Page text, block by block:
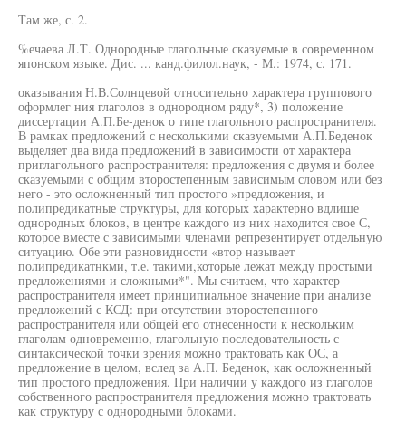
Там же, с. 2.
%ечаева Л.Т. Однородные глагольные сказуемые в современном
японском языке. Дис. ... канд.филол.наук, - М.: 1974, с. 171.
оказывания Н.В.Солнцевой относительно характера группового
оформлег ния глаголов в однородном ряду*, 3) положение
диссертации А.П.Бе-денок о типе глагольного распространителя.
В рамках предложений с несколькими сказуемыми А.П.Беденок
выделяет два вида предложений в зависимости от характера
приглагольного распространителя: предложения с двумя и более
сказуемыми с общим второстепенным зависимым словом или без
него - это осложненный тип простого »предложения, и
полипредикатные структуры, для которых характерно вдлише
однородных блоков, в центре каждого из них находится свое С,
которое вместе с зависимыми членами репрезентирует отдельную
ситуацию. Обе эти разновидности «втор называет
полипредикатнкми, т.е. такими,которые лежат между простыми
предложениями и сложными*". Мы считаем, что характер
распространителя имеет принципиальное значение при анализе
предложений с КСД: при отсутствии второстепенного
распространителя или общей его отнесенности к нескольким
глаголам одновременно, глагольную последовательность с
синтаксической точки зрения можно трактовать как ОС, а
предложение в целом, вслед за А.П. Беденок, как осложненный
тип простого предложения. При наличии у каждого из глаголов
собственного распространителя предложения можно трактовать
как структуру с однородными блоками.